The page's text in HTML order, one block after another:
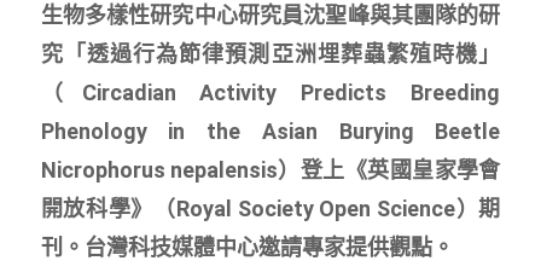
生物多樣性研究中心研究員沈聖峰與其團隊的研
究「透過行為節律預測亞洲埋葬蟲繁殖時機」
（Circadian Activity Predicts Breeding
Phenology in the Asian Burying Beetle
Nicrophorus nepalensis）登上《英國皇家學會
開放科學》（Royal Society Open Science）期
刊。台灣科技媒體中心邀請專家提供觀點。